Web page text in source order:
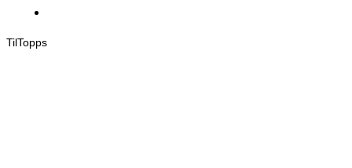
TilTopps